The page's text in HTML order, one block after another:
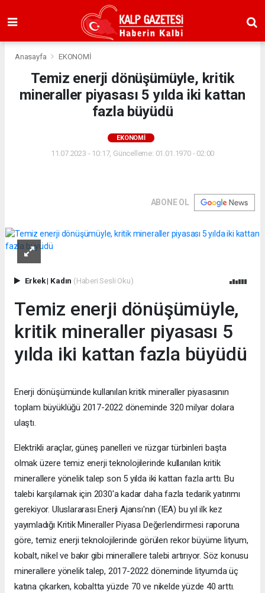
Anasayfa EKONOMİ
Temiz enerji dönüşümüyle, kritik
mineraller piyasası 5 yılda iki kattan
fazla büyüdü
EKONOMİ
11.07.2023 - 10:17, Güncelleme: 01.01.1970 - 02:00
ABONE OL
Erkek| Kadın (Haberi Sesli Oku)
Temiz enerji dönüşümüyle,
kritik mineraller piyasası 5
yılda iki kattan fazla büyüdü
Enerji dönüşümünde kullanılan kritik mineraller piyasasının
toplam büyüklüğü 2017-2022 döneminde 320 milyar dolara
ulaştı.
Elektrikli araçlar, güneş panelleri ve rüzgar türbinleri başta
olmak üzere temiz enerji teknolojilerinde kullanılan kritik
minerallere yönelik talep son 5 yılda iki kattan fazla arttı. Bu
talebi karşılamak için 2030'a kadar daha fazla tedarik yatırımı
gerekiyor. Uluslararası Enerji Ajansı'nın (IEA) bu yıl ilk kez
yayımladığı Kritik Mineraller Piyasa Değerlendirmesi raporuna
göre, temiz enerji teknolojilerinde görülen rekor büyüme lityum,
kobalt, nikel ve bakır gibi minerallere talebi artırıyor. Söz konusu
minerallere yönelik talep, 2017-2022 döneminde lityumda üç
katına çıkarken, kobaltta yüzde 70 ve nikelde yüzde 40 arttı.